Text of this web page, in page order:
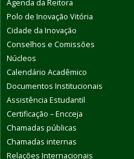
Agenda da Reitora
Polo de Inovação Vitória
Cidade da Inovação
Conselhos e Comissões
Núcleos
Calendário Acadêmico
Documentos Institucionais
Assistência Estudantil
Certificação – Encceja
Chamadas públicas
Chamadas internas
Relações Internacionais